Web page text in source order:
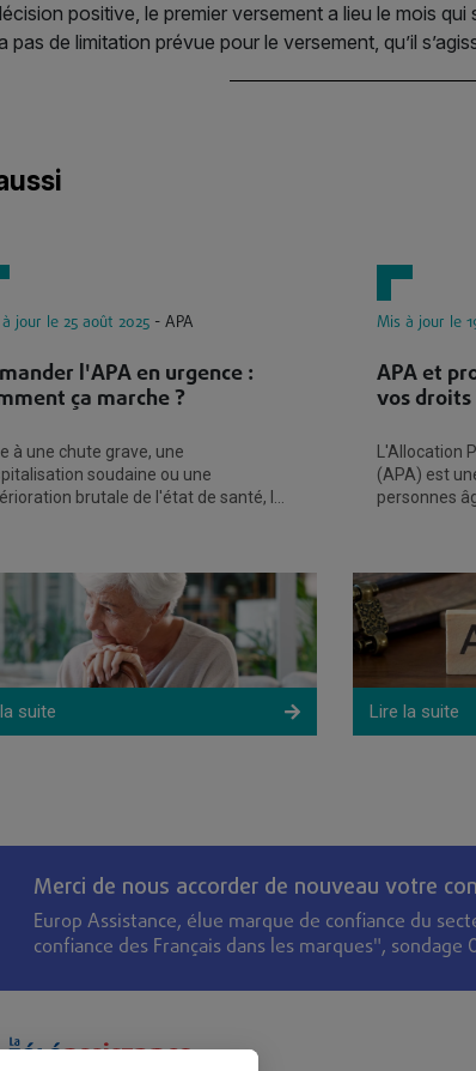
positive, le premier versement a lieu le mois
pas de limitation prévue pour le versement, qu’il
jour le 25 août 2025 - APA
l'APA en urgence :
ça marche ?
à une chute grave, une
soudaine ou une
brutale de l'état de santé, les
suite
Mis à jour le
APA et
vos droits
L'Allocation
(APA) est
personnes
Lire la suite
Merci de nous accorder de nouveau votre
Europ Assistance, élue marque de confiance du
confiance des Français dans les marques", sondage